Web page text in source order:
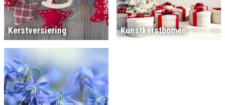
Kerstversiering Kunstkerstbomen